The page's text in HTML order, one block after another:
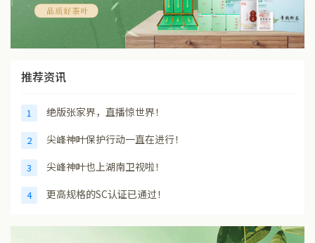
推荐资讯
1 绝版张家界，直播惊世界！
2 尖峰神叶保护行动一直在进行！
3 尖峰神叶也上湖南卫视啦！
4 更高规格的SC认证已通过！